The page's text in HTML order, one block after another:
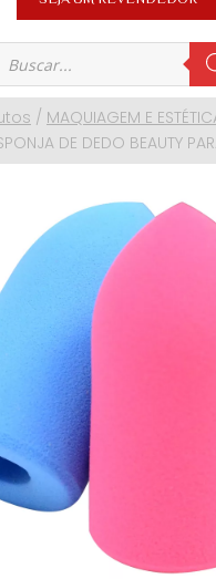
/ MAQUIAGEM E
DE DEDO BEAUTY